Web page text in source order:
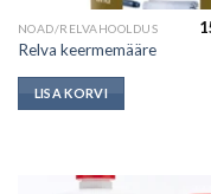
NOAD/RELVAHOOLDUS
Relva keermemääre
LISA KORVI